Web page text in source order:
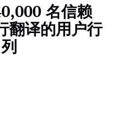
名信赖
翻译的用户行
列